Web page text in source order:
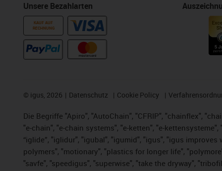
Unsere Bezahlarten
KAUF AUF
RECHNUNG
© igus, 2026 Datenschutz Cookie Policy
Die Begriffe "Apiro", "AutoChain", "CFRIP", "chainflex",
"e-chain", "e-chain systems", "e-ketten", "e-
“iglide”, "iglidur", "igubal", "igumid", "igus", "igus
polymers", "motionary", "plastics for longer life",
"savfe", "speedigus", "superwise", "take the dryway",